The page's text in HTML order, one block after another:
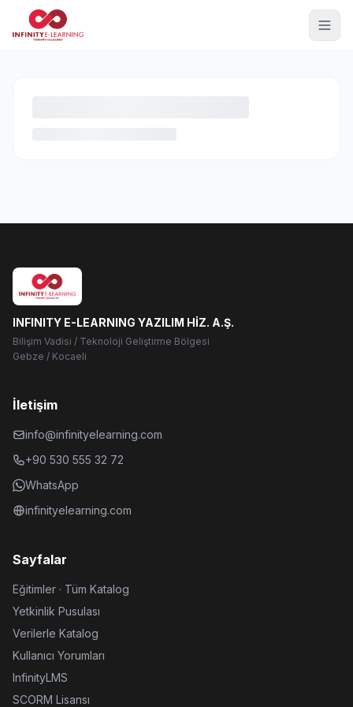
INFINITY E-LEARNING YAZILIM HİZ. A.Ş.
Bilişim Vadisi / Teknoloji Geliştirme Bölgesi
Gebze / Kocaeli
İletişim
info@infinityelearning.com
+90 530 555 32 72
WhatsApp
infinityelearning.com
Sayfalar
Eğitimler · Tüm Katalog
Yetkinlik Pusulası
Verilerle Katalog
Kullanıcı Yorumları
InfinityLMS
SCORM Lisansı